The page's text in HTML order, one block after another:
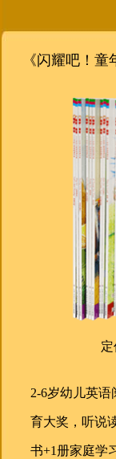
《闪耀吧！童
定
2-6岁幼儿英
育大奖，听说
书+1册家庭学